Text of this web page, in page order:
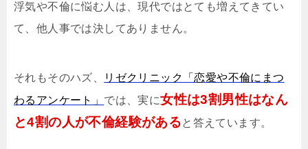
浮気や不倫に悩む人は、現代ではとても増えてきてい
て、他人事では決してありません。
それもそのハズ、
リゼクリニック「恋愛や不倫にまつ
わるアンケート」 では、実に女性は3割男性はなん
と4割の人が不倫経験があると答えています。